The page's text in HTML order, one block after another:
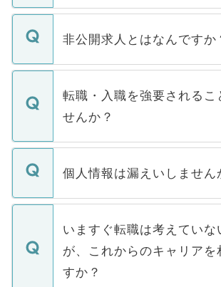
ご登録いただきましたら、弊
登録内容を確認し、その後メ
ます。通常、5営業日以内に
いただきますので、しばらく
い。
非公開求人とはなんですか
マイナビDOCTORで取り扱っ
うち約3割は、Webサイトか
けない「非公開求人」です。
下記の理由によって、一般に
ません。
■応募殺到を避けるため 人気
関を公にしてしまうと、応募
に、医療機関が求める条件に
みを人材紹介会社に依頼する
ています。
転職・入職を強要されるこ
せんか？
転職・入職を強要することは
ん。また、仮に応募先から内
定を承諾する必要はありませ
の辞退の連絡はキャリアパー
ますので、ご安心ください。
個人情報は漏えいしません
個人情報が漏えいすることは
で、ご安心ください。当サイ
などで収集したご登録者様の
ご本人のキャリアアップおよ
支援を目的に使用いたします
いますぐ転職は考えていな
が、これからのキャリアを
すか？